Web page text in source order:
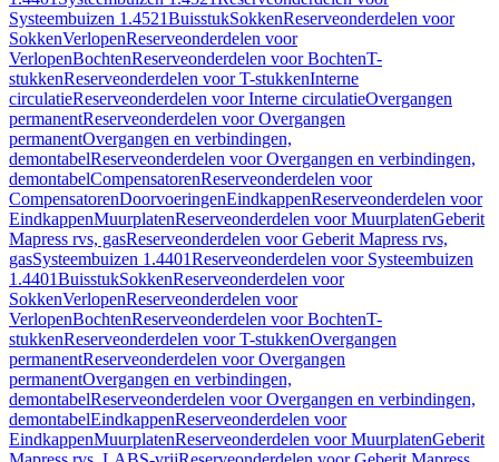
Systeembuizen 1.4521BuisstukSokkenReserveonderdelen voor
SokkenVerlopenReserveonderdelen voor
VerlopenBochtenReserveonderdelen voor BochtenT-
stukkenReserveonderdelen voor T-stukkenInterne
circulatieReserveonderdelen voor Interne circulatieOvergangen
permanentReserveonderdelen voor Overgangen
permanentOvergangen en verbindingen,
demontabelReserveonderdelen voor Overgangen en verbindingen,
demontabelCompensatorenReserveonderdelen voor
CompensatorenDoorvoeringenEindkappenReserveonderdelen voor
EindkappenMuurplatenReserveonderdelen voor MuurplatenGeberit
Mapress rvs, gasReserveonderdelen voor Geberit Mapress rvs,
gasSysteembuizen 1.4401Reserveonderdelen voor Systeembuizen
1.4401BuisstukSokkenReserveonderdelen voor
SokkenVerlopenReserveonderdelen voor
VerlopenBochtenReserveonderdelen voor BochtenT-
stukkenReserveonderdelen voor T-stukkenOvergangen
permanentReserveonderdelen voor Overgangen
permanentOvergangen en verbindingen,
demontabelReserveonderdelen voor Overgangen en verbindingen,
demontabelEindkappenReserveonderdelen voor
EindkappenMuurplatenReserveonderdelen voor MuurplatenGeberit